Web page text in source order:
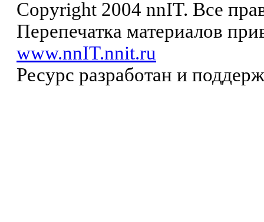
Copyright 2004 nnIT. Все
Перепечатка материалов
www.nnIT.nnit.ru
Ресурс разработан и